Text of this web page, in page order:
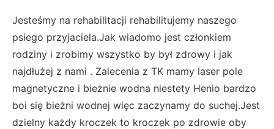
Jesteśmy na rehabilitacji rehabilitujemy naszego
psiego przyjaciela.Jak wiadomo jest członkiem
rodziny i zrobimy wszystko by był zdrowy i jak
najdłużej z nami . Zalecenia z TK mamy laser pole
magnetyczne i bieżnie wodna niestety Henio bardzo
boi się bieżni wodnej więc zaczynamy do suchej.Jest
dzielny każdy kroczek to kroczek po zdrowie oby